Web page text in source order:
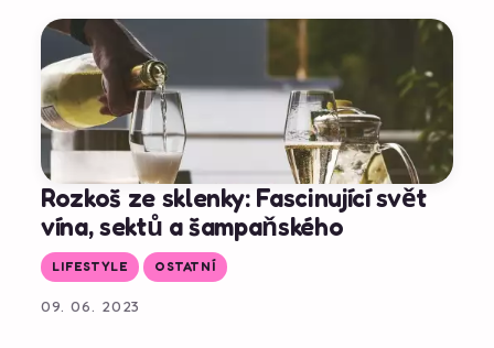
Rozkoš ze sklenky: Fascinující svět
vína, sektů a šampaňského
LIFESTYLE OSTATNÍ
09. 06. 2023